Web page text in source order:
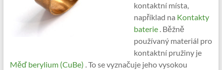
kontaktní místa,
například na Kontakty
baterie. Běžně
používaný materiál pro
kontaktní pružiny je
Měď berylium (CuBe) . To se vyznačuje jeho vysokou